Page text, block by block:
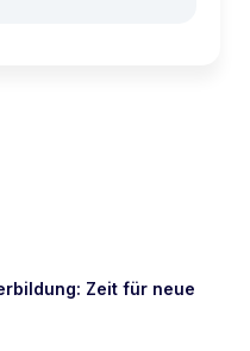
Zeit für neue